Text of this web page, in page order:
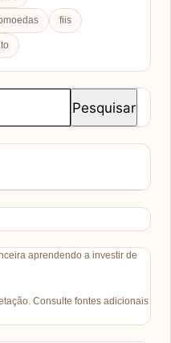
fiis
aprendendo a investir de
Consulte fontes adicionais